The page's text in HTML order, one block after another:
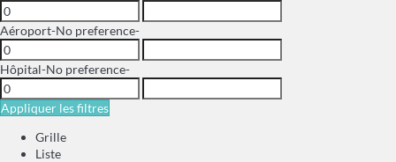
Aéroport-No preference-
Hôpital-No preference-
Appliquer les filtres
Grille
Liste